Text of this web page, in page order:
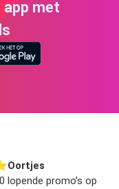
app met
Oortjes
lopende promo’s op